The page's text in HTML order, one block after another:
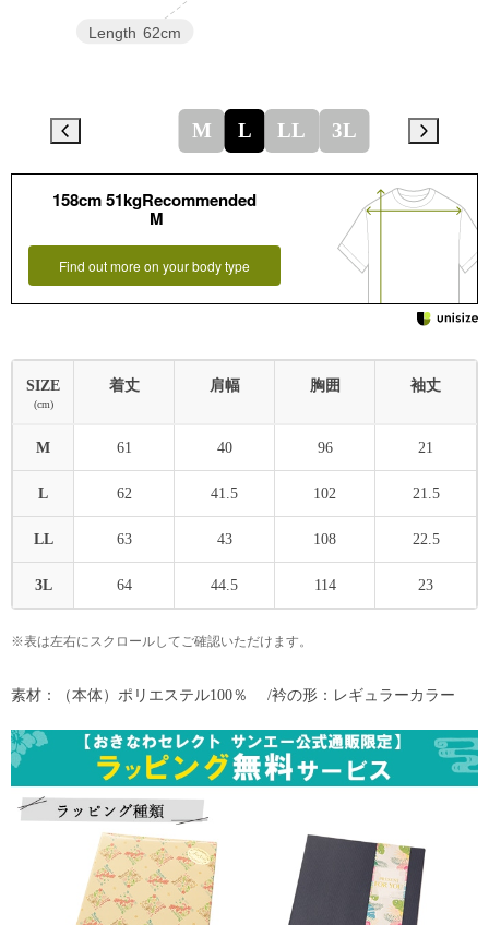
Length 62cm
M L LL 3L
158cm 51kgRecommended
M
Find out more on your body type
SIZE
(cm)
着丈 肩幅 胸囲 袖丈
M 61 40 96 21
L 62 41.5 102 21.5
LL 63 43 108 22.5
3L 64 44.5 114 23
※表は左右にスクロールしてご確認いただけます。
素材：（本体）ポリエステル100％ /衿の形：レギュラーカラー